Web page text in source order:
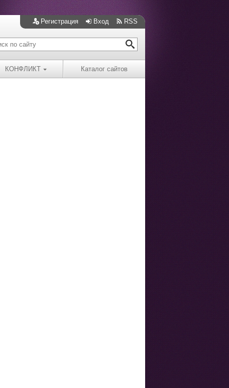
Регистрация Вход RSS
КОНФЛИКТ Каталог сайтов